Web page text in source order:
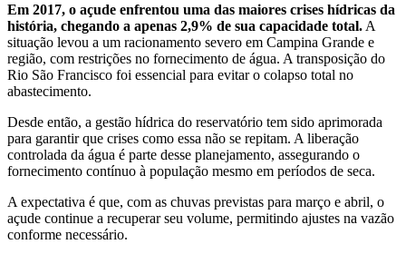
Em 2017, o açude enfrentou uma das maiores crises hídricas da
história, chegando a apenas 2,9% de sua capacidade total. A
situação levou a um racionamento severo em Campina Grande e
região, com restrições no fornecimento de água. A transposição do
Rio São Francisco foi essencial para evitar o colapso total no
abastecimento.
Desde então, a gestão hídrica do reservatório tem sido aprimorada
para garantir que crises como essa não se repitam. A liberação
controlada da água é parte desse planejamento, assegurando o
fornecimento contínuo à população mesmo em períodos de seca.
A expectativa é que, com as chuvas previstas para março e abril, o
açude continue a recuperar seu volume, permitindo ajustes na vazão
conforme necessário.